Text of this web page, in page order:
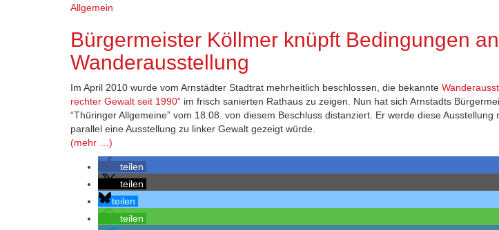
Allgemein
Bürgermeister Köllmer knüpft Bedingungen an
Wanderausstellung
Im April 2010 wurde vom Arnstädter Stadtrat mehrheitlich beschlossen, die bekannte
rechter Gewalt seit 1990” im frisch sanierten Rathaus zu zeigen. Nun hat sich Arnstadts
“Thüringer Allgemeine” vom 18.08. von diesem Beschluss distanziert. Er werde diese Ausstellung
parallel eine Ausstellung zu linker Gewalt gezeigt würde.
(mehr …)
teilen
teilen
teilen
teilen